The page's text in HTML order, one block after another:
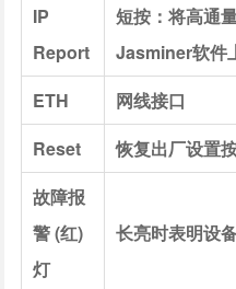
IP
Report
短按：将高通
Jasminer软件
ETH
网线接口
Reset
恢复出厂设置
故障报
警 (红)
灯
长亮时表明设